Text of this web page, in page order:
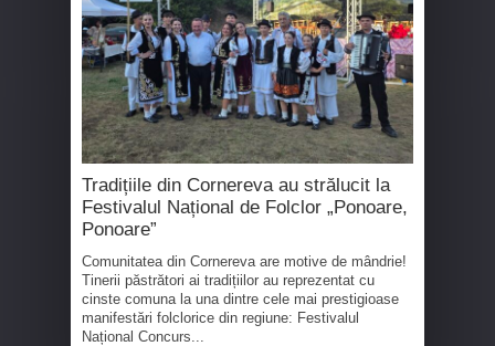
Tradițiile din Cornereva au strălucit la
Festivalul Național de Folclor „Ponoare,
Ponoare”
Comunitatea din Cornereva are motive de mândrie!
Tinerii păstrători ai tradițiilor au reprezentat cu
cinste comuna la una dintre cele mai prestigioase
manifestări folclorice din regiune: Festivalul
Național Concurs...